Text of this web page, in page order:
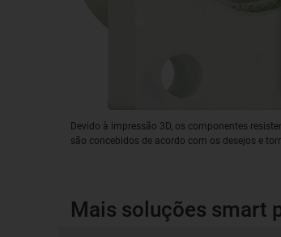
Devido à impressão 3D, os componentes
são concebidos de acordo com os desejos e
Mais soluções smart